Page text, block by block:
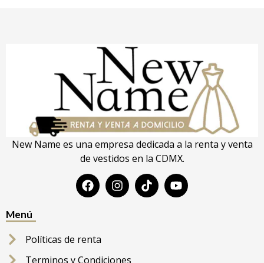
New Name es una empresa dedicada a la renta y venta
de vestidos en la CDMX.
Menú
Políticas de renta
Terminos y Condiciones